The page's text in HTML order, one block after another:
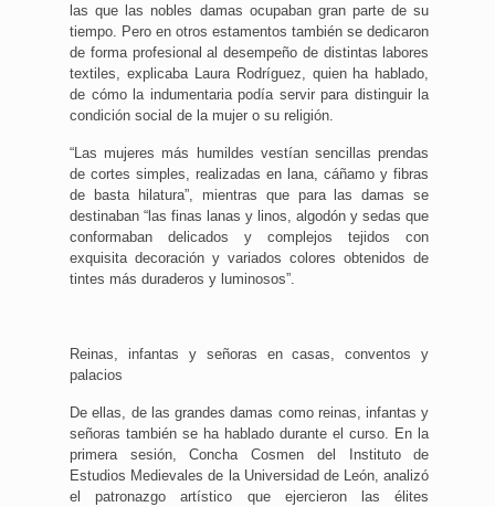
las que las nobles damas ocupaban gran parte de su
tiempo. Pero en otros estamentos también se dedicaron
de forma profesional al desempeño de distintas labores
textiles, explicaba Laura Rodríguez, quien ha hablado,
de cómo la indumentaria podía servir para distinguir la
condición social de la mujer o su religión.
“Las mujeres más humildes vestían sencillas prendas
de cortes simples, realizadas en lana, cáñamo y fibras
de basta hilatura”, mientras que para las damas se
destinaban “las finas lanas y linos, algodón y sedas que
conformaban delicados y complejos tejidos con
exquisita decoración y variados colores obtenidos de
tintes más duraderos y luminosos”.
Reinas, infantas y señoras en casas, conventos y
palacios
De ellas, de las grandes damas como reinas, infantas y
señoras también se ha hablado durante el curso. En la
primera sesión, Concha Cosmen del Instituto de
Estudios Medievales de la Universidad de León, analizó
el patronazgo artístico que ejercieron las élites